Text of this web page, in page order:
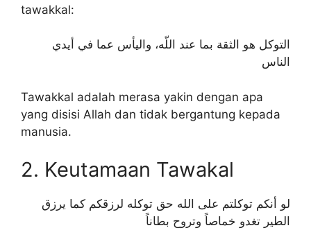
tawakkal:
التوكل هو الثقة بما عند اللّه، واليأس عما في أيدي
الناس
Tawakkal adalah merasa yakin dengan apa
yang disisi Allah dan tidak bergantung kepada
manusia.
2. Keutamaan Tawakal
لو أنكم توكلتم على الله حق توكله لرزقكم كما يرزق
الطير تغدو خماصاً وتروح بطاناً